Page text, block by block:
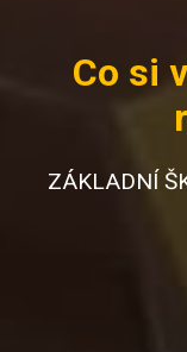
Co si
ZÁKLADNÍ